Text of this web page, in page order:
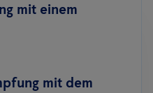
mit einem
mit dem